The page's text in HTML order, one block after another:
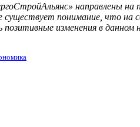
направлены на
понимание, что на
изменения в данном